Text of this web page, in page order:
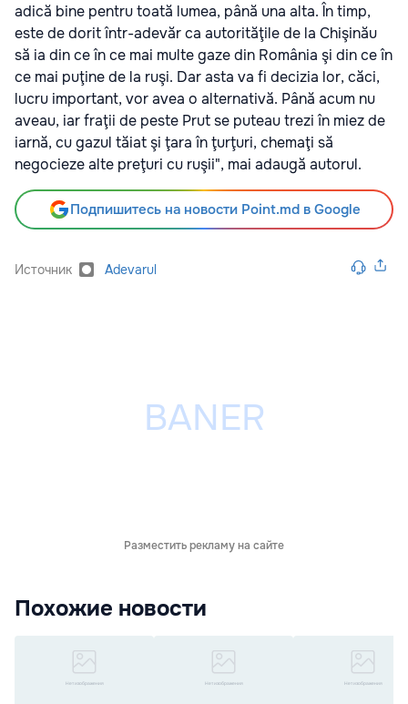
adică bine pentru toată lumea, până una alta. În timp,
este de dorit într-adevăr ca autorităţile de la Chişinău
să ia din ce în ce mai multe gaze din România şi din ce în
ce mai puţine de la ruşi. Dar asta va fi decizia lor, căci,
lucru important, vor avea o alternativă. Până acum nu
aveau, iar fraţii de peste Prut se puteau trezi în miez de
iarnă, cu gazul tăiat şi ţara în ţurţuri, chemaţi să
negocieze alte preţuri cu ruşii", mai adaugă autorul.
Подпишитесь на новости Point.md в Google
Источник Adevarul
Разместить рекламу на сайте
Похожие новости